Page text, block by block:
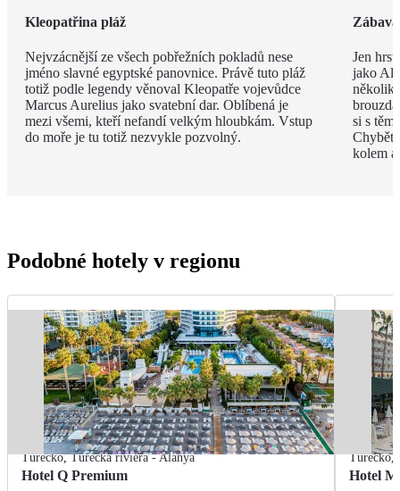
Kleopatřina pláž
Nejvzácnější ze všech pobřežních pokladů nese
jméno slavné egyptské panovnice. Právě tuto pláž
totiž podle legendy věnoval Kleopatře vojevůdce
Marcus Aurelius jako svatební dar. Oblíbená je
mezi všemi, kteří nefandí velkým hloubkám. Vstup
do moře je tu totiž nezvykle pozvolný.
Jen
jako
si s
Chybět
kolem
Podobné hotely v regionu
Turecko,Turecká riviéra - Alanya
Hotel Q Premium
Turecko,
Hotel